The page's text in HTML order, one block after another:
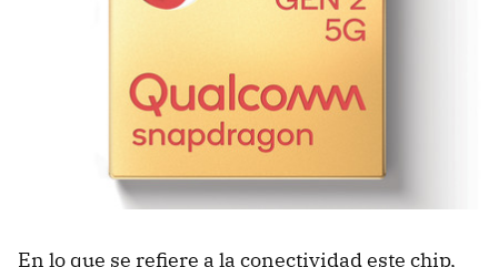
En lo que se refiere a la conectividad este chip,